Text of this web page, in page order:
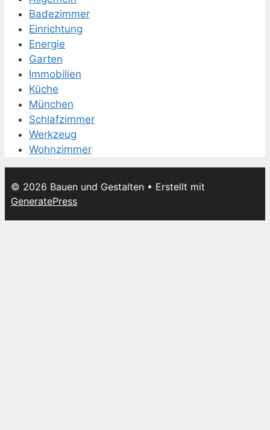
Badezimmer
Einrichtung
Energie
Garten
Immobilien
Küche
München
Schlafzimmer
Werkzeug
Wohnzimmer
© 2026 Bauen und Gestalten • Erstellt mit
GeneratePress